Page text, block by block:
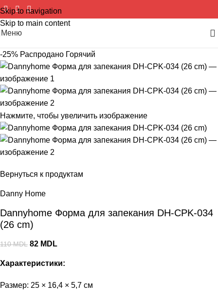
Skip to navigation
Skip to main content
Меню
-25% Распродано Горячий
Нажмите, чтобы увеличить изображение
Вернуться к продуктам
Danny Home
Dannyhome Форма для запекания DH-CPK-034
(26 cm)
110MDL 82 MDL
Характеристики:
Размер: 25 × 16,4 × 5,7 см